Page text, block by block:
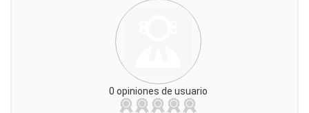
0 opiniones de usuario